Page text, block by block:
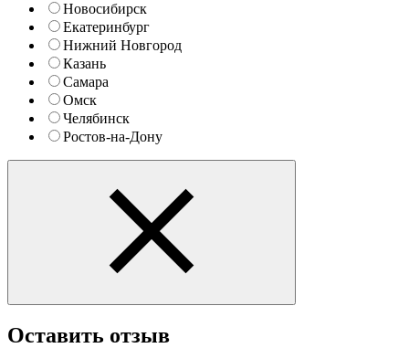
Новосибирск
Екатеринбург
Нижний Новгород
Казань
Самара
Омск
Челябинск
Ростов-на-Дону
Оставить отзыв